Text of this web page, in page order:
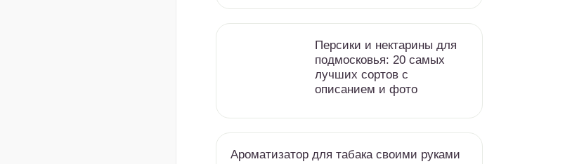
Персики и нектарины для
подмосковья: 20 самых
лучших сортов с
описанием и фото
Ароматизатор для табака своими руками